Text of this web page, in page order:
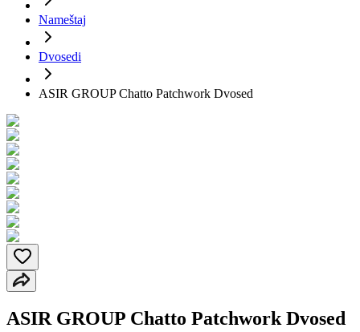
Nameštaj
Dvosedi
ASIR GROUP Chatto Patchwork Dvosed
ASIR GROUP Chatto Patchwork Dvosed